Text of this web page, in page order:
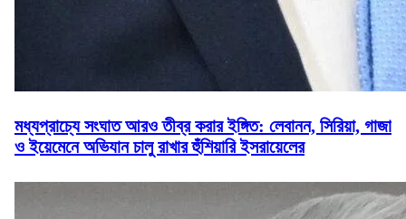
মধ্যপ্রাচ্যে সংঘাত আরও তীব্র করার ইঙ্গিত: লেবানন, সিরিয়া, গাজা
ও ইয়েমেনে অভিযান চালু রাখার হুঁশিয়ারি ইসরায়েলের